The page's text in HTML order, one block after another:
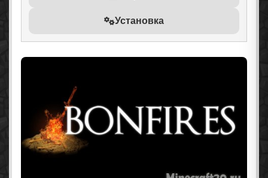
Установка